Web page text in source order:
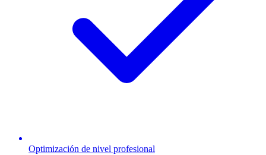
Optimización de nivel profesional